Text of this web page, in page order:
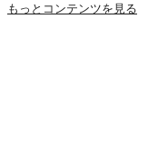
もっとコンテンツを見る